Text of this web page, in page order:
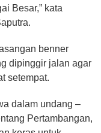
Besar,” kata
benner
dipinggir jalan agar
setempat.
dalam undang –
Pertambangan,